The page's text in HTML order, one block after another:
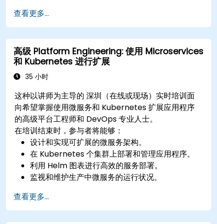
使用 Jobs 和 CronJobs 处理定期任务。
了解Kubernetes中的服务和DNS。
利用Ingress暴露应用程序。
管理ConfigMaps、Secrets和Persistent
Volumes。
使用高级策略扩展和升级Kubernetes集群。
使用Helm Charts 高效部署资源。
查看更多...
高级 Platform Engineering: 使用 Microservices
和 Kubernetes 进行扩展
35 小时
这种以讲师为主导的 深圳（在线或现场）实时培训面
向希望掌握使用微服务和 Kubernetes 扩展应用程序
的高级平台工程师和 DevOps 专业人士。
在培训结束时，参与者将能够：
设计和实现可扩展的微服务架构。
在 Kubernetes 个集群上部署和管理应用程序。
利用 Helm 图表进行高效的服务部署。
监视和维护生产中微服务的运行状况。
佳实践。
查看更多...